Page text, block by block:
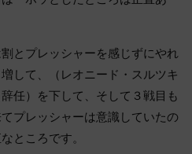
とプレッシャーを感じずにやれ
して、（レオニード・スルツキ
任）を下して、そして３戦目も
プレッシャーは意識していたの
ところです。